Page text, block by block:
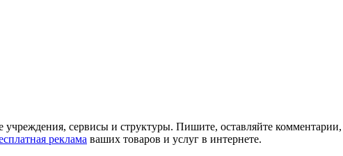
сервисы и структуры. Пишите, оставляйте
реклама ваших товаров и услуг в интернете.